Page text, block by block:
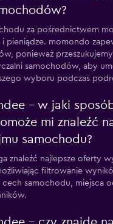
za pośrednictwem
i pieniądze. momondo
ponieważ
samochodów, aby
wyboru podczas
– w jaki
mi znaleźć
samochodu?
znaleźć najlepsze oferty
filtrowanie
cech samochodu, miejsca